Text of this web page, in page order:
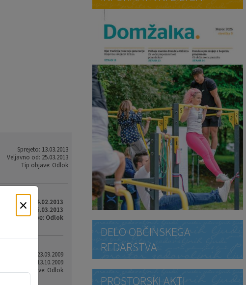
Sprejeto: 13.03.2013
Veljavno od: 25.03.2013
Tip objave: Odlok
Sprejeto: 14.02.2013
Veljavno od: 05.03.2013
Tip objave: Odlok
Sprejeto: 23.09.2009
Veljavno od: 13.10.2009
Tip objave: Odlok
DELO OBČINSKEGA
REDARSTVA
PROSTORSKI AKTI
×